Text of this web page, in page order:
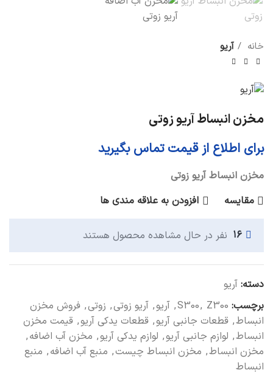
خانه آریو
مخزن انبساط آریو زوتی
برای اطلاع از قیمت تماس بگیرید
مخزن انبساط آریو زوتی
مقایسه
افزودن به علاقه مندی ها
۱۶ نفر در حال مشاهده محصول هستند
دسته: آریو
برچسب:
S300, Z300
, آریو, آریو زوتی, زوتی, فروش مخزن
انبساط, قطعات جانبی آریو, قطعات یدکی آریو, قیمت مخزن
انبساط, لوازم جانبی آریو, لوازم یدکی آریو, مخزن آب اضافه,
مخزن انبساط, مخزن انبساط چیست, منبع آب اضافه, منبع
انبساط